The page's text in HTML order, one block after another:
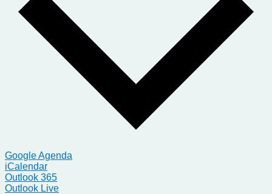
Google Agenda
iCalendar
Outlook 365
Outlook Live